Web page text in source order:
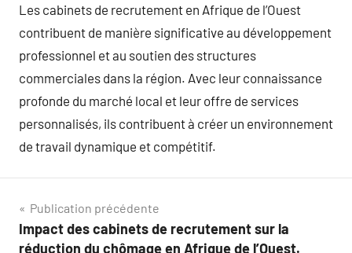
Les cabinets de recrutement en Afrique de l’Ouest
contribuent de manière significative au développement
professionnel et au soutien des structures
commerciales dans la région. Avec leur connaissance
profonde du marché local et leur offre de services
personnalisés, ils contribuent à créer un environnement
de travail dynamique et compétitif.
Navigation
de
Publication précédente
Impact des cabinets de recrutement sur la
réduction du chômage en Afrique de l’Ouest.